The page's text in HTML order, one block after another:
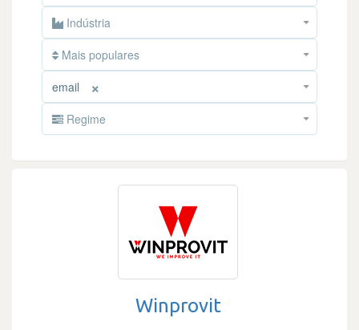
Indústria
Mais populares
×
email
Regime
Winprovit